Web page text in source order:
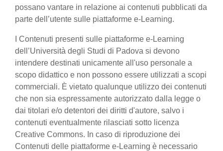
possano vantare in relazione ai contenuti pubblicati da
parte dell’utente sulle piattaforme e-Learning.
I Contenuti presenti sulle piattaforme e-Learning
dell’Università degli Studi di Padova si devono
intendere destinati unicamente all'uso personale a
scopo didattico e non possono essere utilizzati a scopi
commerciali. È vietato qualunque utilizzo dei contenuti
che non sia espressamente autorizzato dalla legge o
dai titolari e/o detentori dei diritti d'autore, salvo i
contenuti eventualmente rilasciati sotto licenza
Creative Commons. In caso di riproduzione dei
Contenuti delle piattaforme e-Learning è necessario